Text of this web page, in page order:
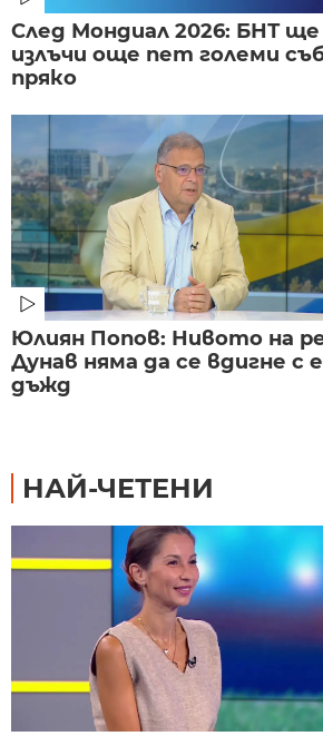
След Мондиал 2026: БНТ ще
излъчи още пет големи
пряко
Юлиян Попов: Нивото на
Дунав няма да се вдигне с
дъжд
НАЙ-ЧЕТЕНИ